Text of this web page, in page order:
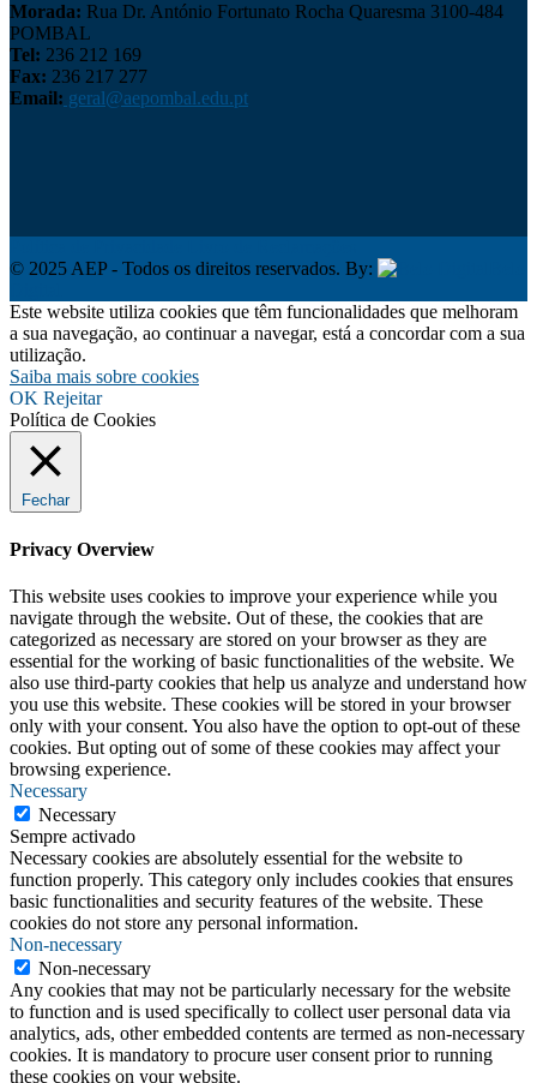
Morada: Rua Dr. António Fortunato Rocha Quaresma 3100-484
POMBAL
Tel: 236 212 169
Fax: 236 217 277
Email: geral@aepombal.edu.pt
© 2025 AEP - Todos os direitos reservados. By:
Este website utiliza cookies que têm funcionalidades que melhoram
a sua navegação, ao continuar a navegar, está a concordar com a sua
utilização.
Saiba mais sobre cookies
OK Rejeitar
Política de Cookies
Fechar
Privacy Overview
This website uses cookies to improve your experience while you
navigate through the website. Out of these, the cookies that are
categorized as necessary are stored on your browser as they are
essential for the working of basic functionalities of the website. We
also use third-party cookies that help us analyze and understand how
you use this website. These cookies will be stored in your browser
only with your consent. You also have the option to opt-out of these
cookies. But opting out of some of these cookies may affect your
browsing experience.
Necessary
Necessary
Sempre activado
Necessary cookies are absolutely essential for the website to
function properly. This category only includes cookies that ensures
basic functionalities and security features of the website. These
cookies do not store any personal information.
Non-necessary
Non-necessary
Any cookies that may not be particularly necessary for the website
to function and is used specifically to collect user personal data via
analytics, ads, other embedded contents are termed as non-necessary
cookies. It is mandatory to procure user consent prior to running
these cookies on your website.